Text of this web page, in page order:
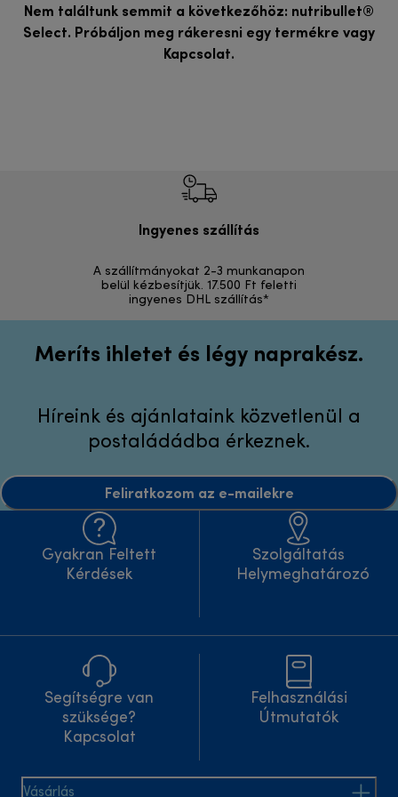
Nem találtunk semmit a következőhöz: nutribullet®
Select. Próbáljon meg rákeresni egy termékre vagy
Kapcsolat.
Ingyenes szállítás
A szállítmányokat 2-3 munkanapon
belül kézbesítjük. 17.500 Ft feletti
ingyenes DHL szállítás*
Meríts ihletet és légy naprakész.
Híreink és ajánlataink közvetlenül a
postaládádba érkeznek.
Feliratkozom az e-mailekre
Gyakran Feltett
Kérdések
Szolgáltatás
Helymeghatározó
Segítségre van
szüksége?
Kapcsolat
Felhasználási
Útmutatók
Vásárlás